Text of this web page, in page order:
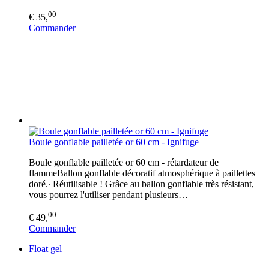
€ 35,00
Commander
Boule gonflable pailletée or 60 cm - Ignifuge
Boule gonflable pailletée or 60 cm - rétardateur de
flammeBallon gonflable décoratif atmosphérique à paillettes
doré.∙ Réutilisable ! Grâce au ballon gonflable très résistant,
vous pourrez l'utiliser pendant plusieurs…
€ 49,00
Commander
Float gel